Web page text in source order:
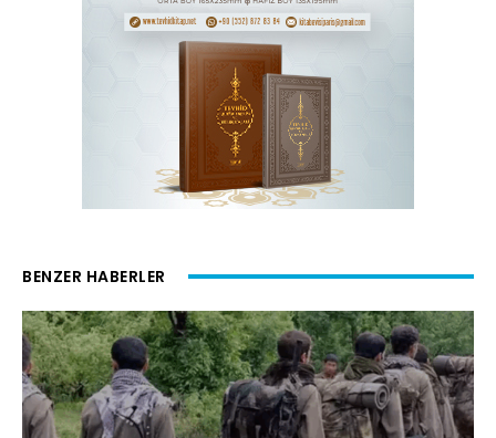
BENZER HABERLER